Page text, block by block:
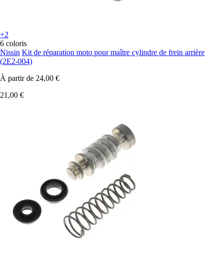
+2
6 coloris
Nissin Kit de réparation moto pour maître cylindre de frein arrière
(2E2-004)
À partir de 24,00 €
21,00 €